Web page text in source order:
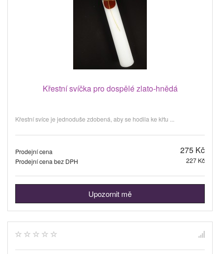
Křestní svíčka pro dospělé zlato-hnědá
Křestní svíce je jednoduše zdobená, aby se hodila ke křtu ...
Prodejní cena 275 Kč
Prodejní cena bez DPH 227 Kč
Upozornit mě